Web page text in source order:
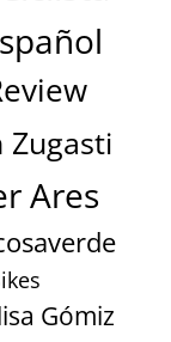
Zugasti
Ares
Gómiz